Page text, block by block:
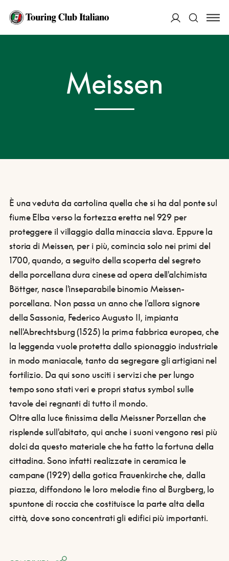
HOME
Meissen
È una veduta da cartolina quella che si ha dal ponte sul
fiume Elba verso la fortezza eretta nel 929 per
proteggere il villaggio dalla minaccia slava. Eppure la
storia di Meissen, per i più, comincia solo nei primi del
1700, quando, a seguito della scoperta del segreto
della porcellana dura cinese ad opera dell'alchimista
Böttger, nasce l'inseparabile binomio Meissen-
porcellana. Non passa un anno che l'allora signore
della Sassonia, Federico Augusto II, impianta
nell'Abrechtsburg (1525) la prima fabbrica europea, che
la leggenda vuole protetta dallo spionaggio industriale
in modo maniacale, tanto da segregare gli artigiani nel
fortilizio. Da qui sono usciti i servizi che per lungo
tempo sono stati veri e propri status symbol sulle
tavole dei regnanti di tutto il mondo.
Oltre alla luce finissima della Meissner Porzellan che
risplende sull'abitato, qui anche i suoni vengono resi più
dolci da questo materiale che ha fatto la fortuna della
cittadina. Sono infatti realizzate in ceramica le
campane (1929) della gotica Frauenkirche che, dalla
piazza, diffondono le loro melodie fino al Burgberg, lo
spuntone di roccia che costituisce la parte alta della
città, dove sono concentrati gli edifici più importanti.